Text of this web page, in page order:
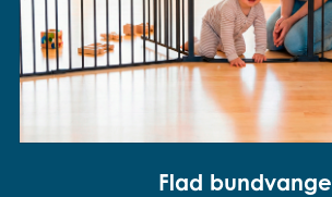
Flad bundvange